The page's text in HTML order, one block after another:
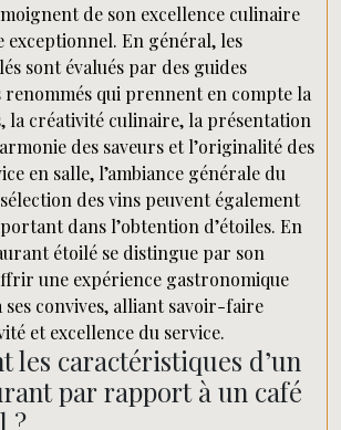
de son excellence culinaire
exceptionnel. En général, les
sont évalués par des guides
qui prennent en compte la
la créativité culinaire, la présentation
des saveurs et l’originalité des
en salle, l’ambiance générale du
des vins peuvent également
dans l’obtention d’étoiles. En
étoilé se distingue par son
une expérience gastronomique
ses convives, alliant savoir-faire
et excellence du service.
les caractéristiques d’un
par rapport à un café
?